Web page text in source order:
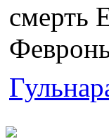
смерть